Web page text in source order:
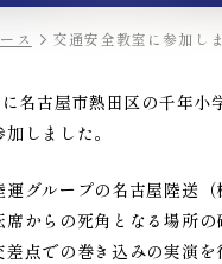
ス 交通安全教室に参加し
名古屋市熱田区の千年小
しました。
運グループの名古屋陸送
席からの死角となる場所
点での巻き込みの実演を